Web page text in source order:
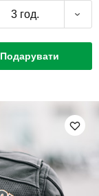
3 год.
Подарувати